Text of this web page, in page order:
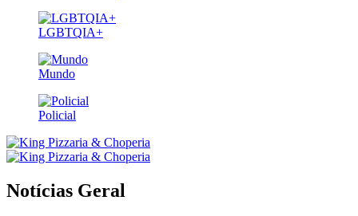
LGBTQIA+
Mundo
Policial
Notícias Geral